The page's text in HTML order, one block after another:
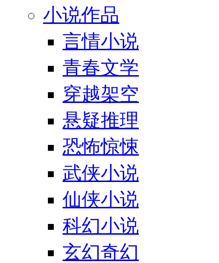
小说作品
言情小说
青春文学
穿越架空
悬疑推理
恐怖惊悚
武侠小说
仙侠小说
科幻小说
玄幻奇幻